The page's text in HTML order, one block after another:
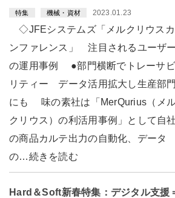
特集 機械・資材 2023.01.23
◇JFEシステムズ「メルクリウスカ
ンファレンス」 注目されるユーザー
の運用事例 ●部門横断でトレーサビ
リティー データ活用拡大し生産部門
にも 味の素社は「MerQurius（メ
クリウス）の利活用事例」として自社
の商品カルテ出力の自動化、データ
の…続きを読む
Hard＆Soft新春特集：デジタル支援